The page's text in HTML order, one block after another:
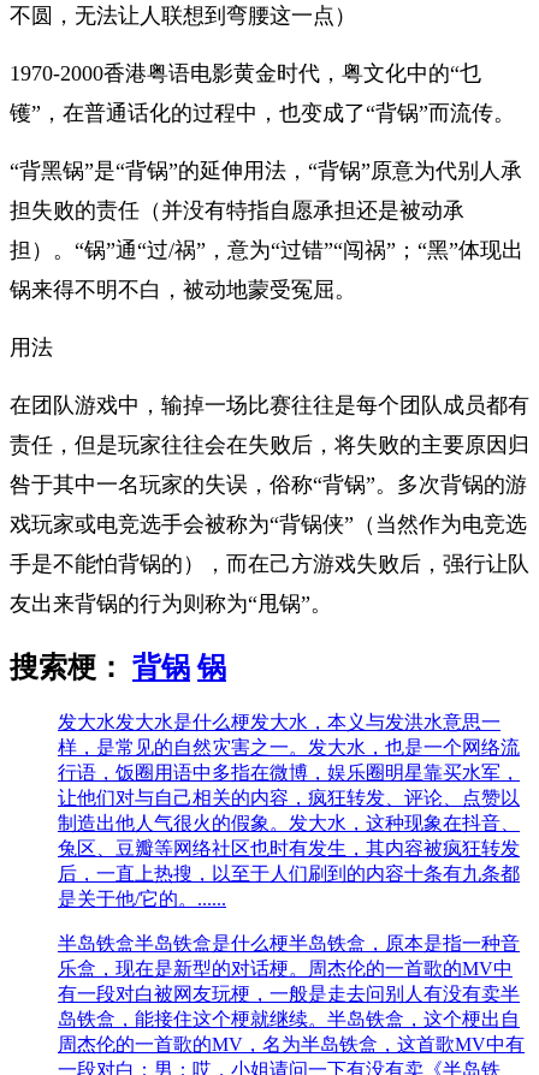
不圆，无法让人联想到弯腰这一点）
1970-2000香港粤语电影黄金时代，粤文化中的“乜
镬”，在普通话化的过程中，也变成了“背锅”而流传。
“背黑锅”是“背锅”的延伸用法，“背锅”原意为代别人承
担失败的责任（并没有特指自愿承担还是被动承
担）。“锅”通“过/祸”，意为“过错”“闯祸”；“黑”体现出
锅来得不明不白，被动地蒙受冤屈。
用法
在团队游戏中，输掉一场比赛往往是每个团队成员都有
责任，但是玩家往往会在失败后，将失败的主要原因归
咎于其中一名玩家的失误，俗称“背锅”。多次背锅的游
戏玩家或电竞选手会被称为“背锅侠”（当然作为电竞选
手是不能怕背锅的），而在己方游戏失败后，强行让队
友出来背锅的行为则称为“甩锅”。
搜索梗： 背锅 锅
发大水发大水是什么梗发大水，本义与发洪水意思一
样，是常见的自然灾害之一。发大水，也是一个网络流
行语，饭圈用语中多指在微博，娱乐圈明星靠买水军，
让他们对与自己相关的内容，疯狂转发、评论、点赞以
制造出他人气很火的假象。发大水，这种现象在抖音、
兔区、豆瓣等网络社区也时有发生，其内容被疯狂转发
后，一直上热搜，以至于人们刷到的内容十条有九条都
是关于他/它的。......
半岛铁盒半岛铁盒是什么梗半岛铁盒，原本是指一种音
乐盒，现在是新型的对话梗。周杰伦的一首歌的MV中
有一段对白被网友玩梗，一般是走去问别人有没有卖半
岛铁盒，能接住这个梗就继续。半岛铁盒，这个梗出自
周杰伦的一首歌的MV，名为半岛铁盒，这首歌MV中有
一段对白：男：哎，小姐请问一下有没有卖《半岛铁